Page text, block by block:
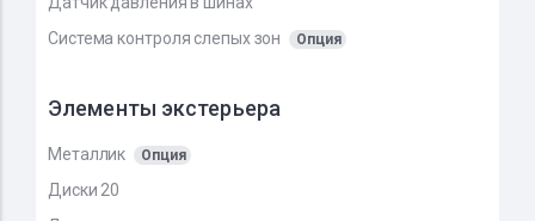
Система контроля слепых зон
Опция
Элементы экстерьера
Металлик Опция
Диски 20